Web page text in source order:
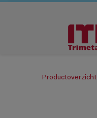
Productoverzicht